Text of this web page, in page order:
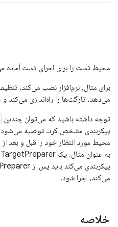
محیط تست را برای اجرای تست آماده
می‌دهد، تارگت‌ها را راه‌اندازی می‌کند و
توجه داشته باشید که می‌توان چندین
محیط مورد انتظار خود را قبل و بعد
می‌کند، اجرا شود.
خلاصه